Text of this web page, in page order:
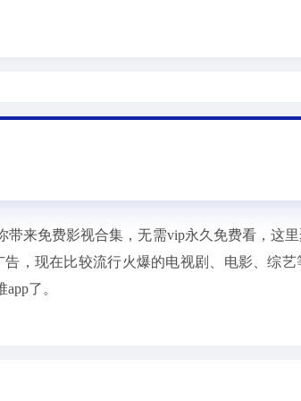
带来免费影视合集，无需vip永久免费看，这
，现在比较流行火爆的电视剧、电影、综
了。